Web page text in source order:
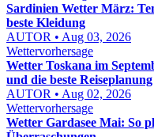
Sardinien Wetter März:
beste Kleidung
AUTOR • Aug 03, 2026
Wettervorhersage
Wetter Toskana im
und die beste Reiseplanung
AUTOR • Aug 02, 2026
Wettervorhersage
Wetter Gardasee Mai: So